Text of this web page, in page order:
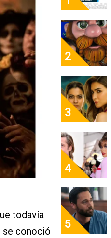
todavía
se conoció
2
3
4
5